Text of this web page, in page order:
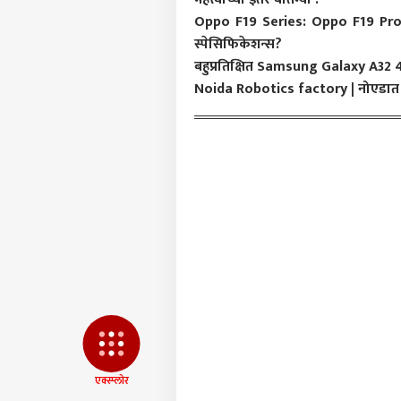
एक्स्प्लोर
Oppo F19 Series: Oppo F19
स्पेसिफिकेशन्स?
बहुप्रतिक्षित Samsung Galaxy
Noida Robotics factory | नोएडात
आमच्यासोबत जाहिरात करा
प्रायव्हसी पॉलिसी
संपर्क साधा
करिअर
फीडबॅक